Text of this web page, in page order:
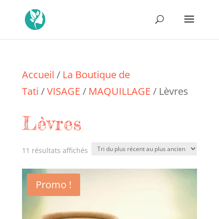
Accueil / La Boutique de
Tati /VISAGE / MAQUILLAGE / Lèvres
Lèvres
11 résultats affichésTrié
du
au
Promo !